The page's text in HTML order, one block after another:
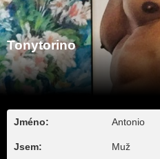
Tonytorino
Jméno: Antonio
Jsem: Muž